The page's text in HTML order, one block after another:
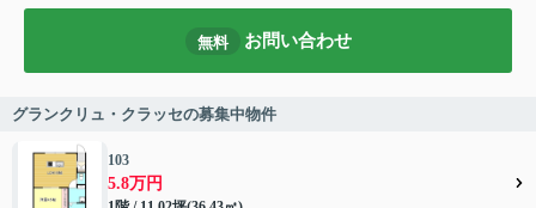
無料 お問い合わせ
グランクリュ・クラッセの募集中物件
103
5.8万円